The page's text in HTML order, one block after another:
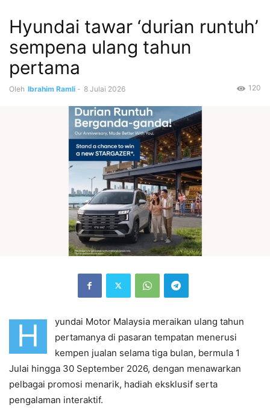
Hyundai tawar ‘durian runtuh’
sempena ulang tahun
pertama
Oleh Ibrahim Ramli - 8 Julai 2026 120
H
yundai Motor Malaysia meraikan ulang tahun
pertamanya di pasaran tempatan menerusi
kempen jualan selama tiga bulan, bermula 1
Julai hingga 30 September 2026, dengan menawarkan
pelbagai promosi menarik, hadiah eksklusif serta
pengalaman interaktif.